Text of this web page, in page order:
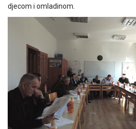
djecom i omladinom.